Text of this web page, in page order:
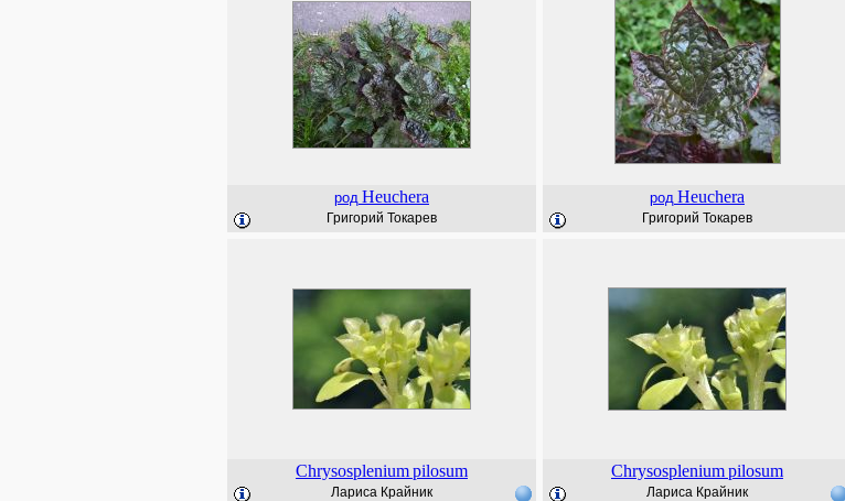
род Heuchera
Григорий Токарев
род Heuchera
Григорий Токарев
Chrysospleniumpilosum
Лариса Крайник
Chrysospleniumpilosum
Лариса Крайник